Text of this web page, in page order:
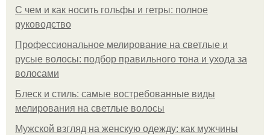
С чем и как носить гольфы и гетры: полное
руководство
Профессиональное мелирование на светлые и
русые волосы: подбор правильного тона и ухода за
волосами
Блеск и стиль: самые востребованные виды
мелирования на светлые волосы
Мужской взгляд на женскую одежду: как мужчины